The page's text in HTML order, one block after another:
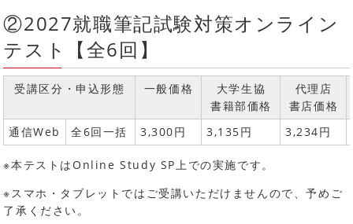
②2027就職筆記試験対策オンライン
テスト【全6回】
受講区分・申込形態 一般価格
大学生協
書籍部価格
代理店
書店価格
通信Web
全6回一括 3,300円 3,135円 3,234円
※本テストはOnline Study SP上での実施です。
※スマホ・タブレットではご受講いただけませんので、予めご
了承ください。